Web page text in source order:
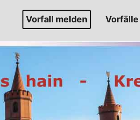
Vorfall melden Vorfälle